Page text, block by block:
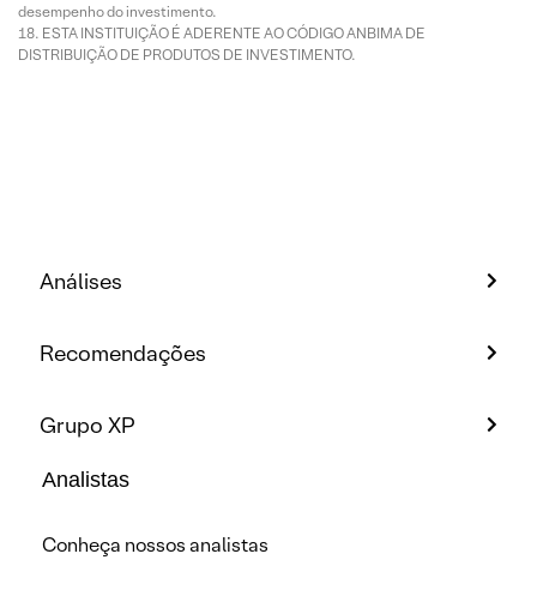
desempenho do investimento.
ESTA INSTITUIÇÃO É ADERENTE AO CÓDIGO ANBIMA DE
DISTRIBUIÇÃO DE PRODUTOS DE INVESTIMENTO.
Análises
Recomendações
Grupo XP
Analistas
Conheça nossos analistas